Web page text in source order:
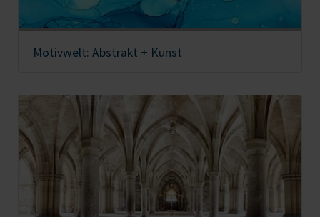
Motivwelt: Abstrakt + Kunst